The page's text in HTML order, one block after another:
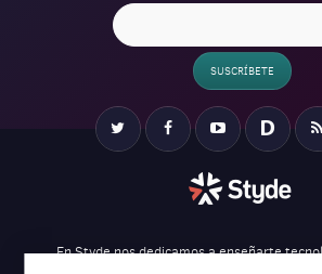
SUSCRÍBETE
Verification
FacebookYouTube
En Styde nos dedicamos a enseñarte